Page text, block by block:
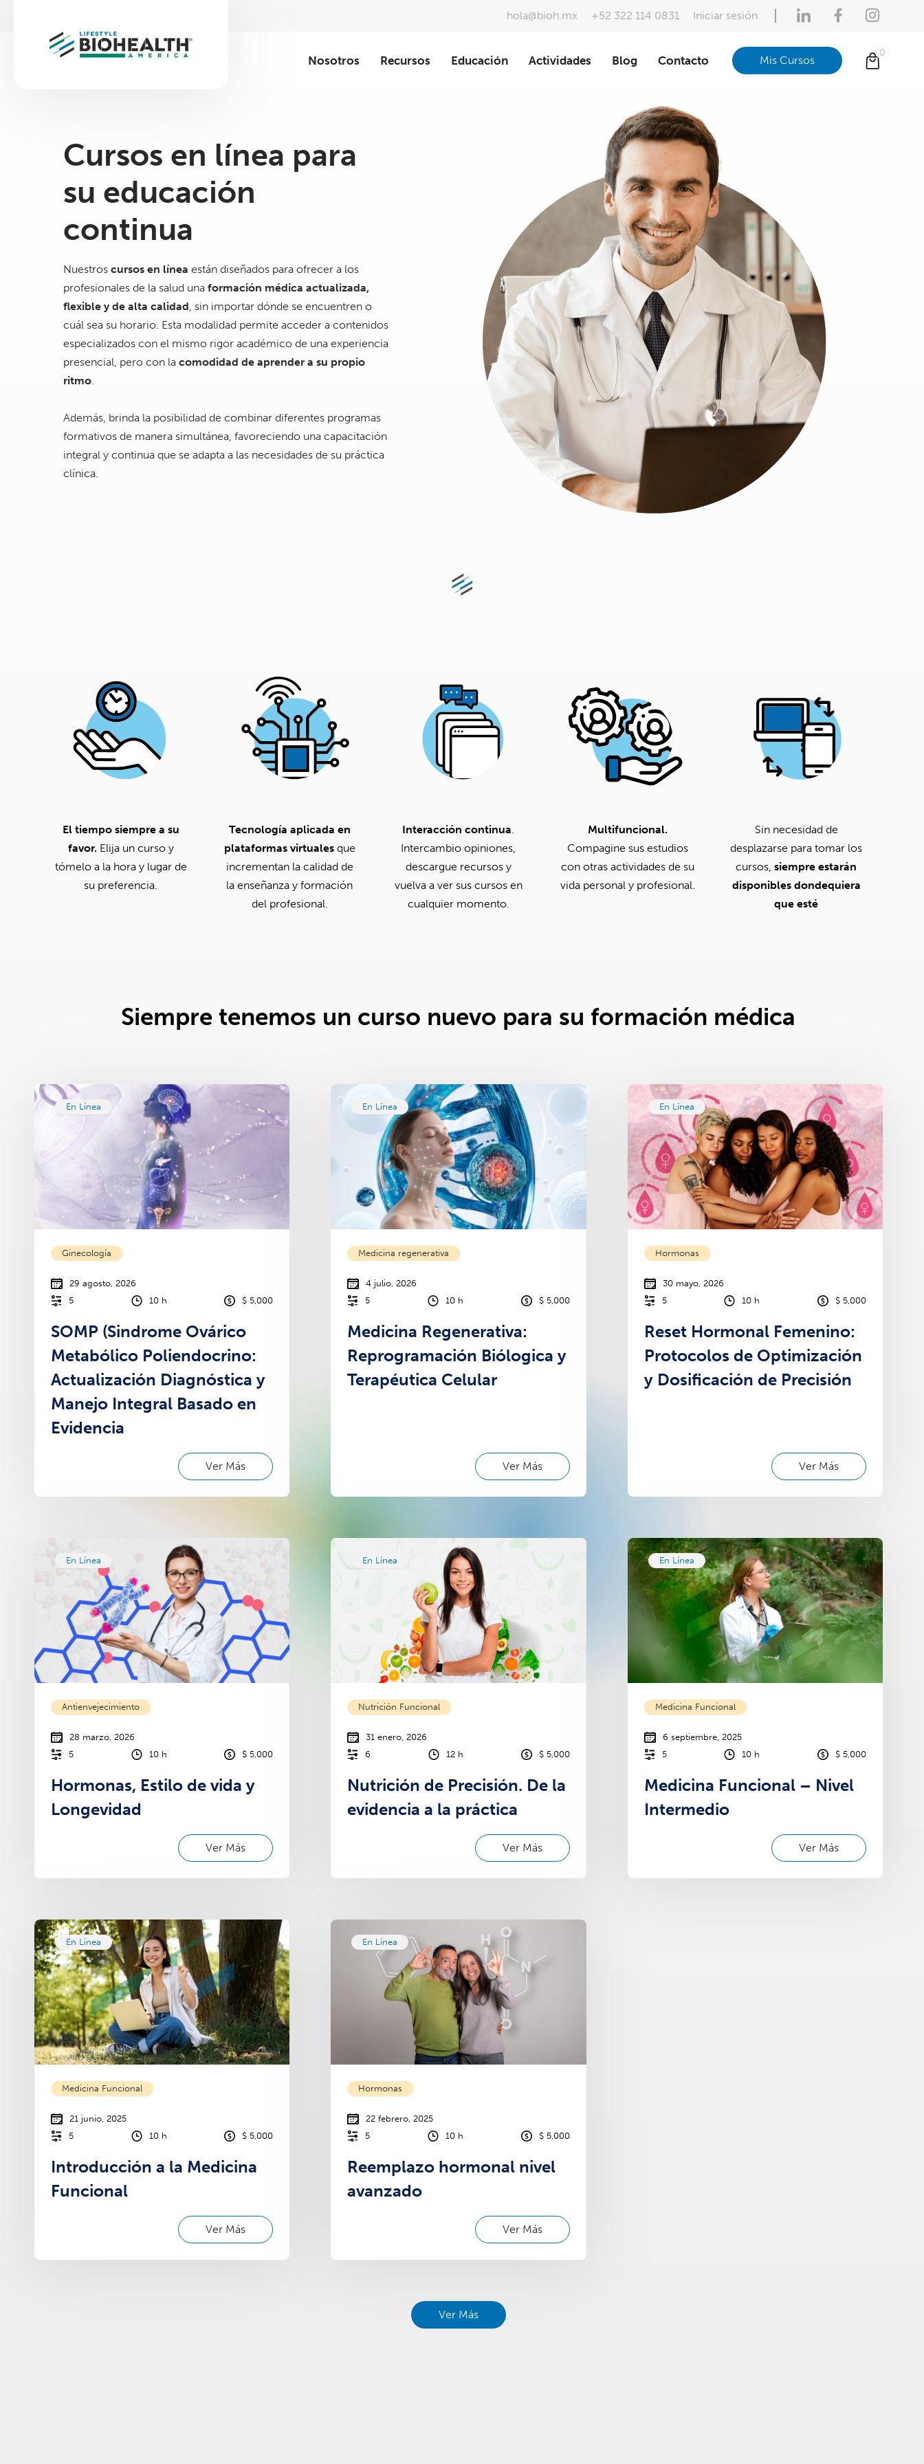
hola@bioh.mx +52 322 114 0831 Iniciar sesión
Nosotros Recursos Educación Actividades Blog Contacto Mis Cursos
Cursos en línea para
su educación
continua
Nuestros cursos en línea están diseñados para ofrecer a los
profesionales de la salud una formación médica actualizada,
flexible y de alta calidad , sin importar dónde se encuentren o
cuál sea su horario. Esta modalidad permite acceder a contenidos
especializados con el mismo rigor académico de una experiencia
presencial, pero con la comodidad de aprender a su propio
ritmo
Además, brinda la posibilidad de combinar diferentes programas
formativos de manera simultánea, favoreciendo una capacitación
integral y continua que se adapta a las necesidades de su práctica
clínica.
El tiempo siempre a su
favor. Elija un curso y
tómelo a la hora y lugar de
su preferencia.
Tecnología aplicada en
plataformas virtualesque
incrementan la calidad de
la enseñanza y formación
del profesional.
Interacción continua.
Intercambio opiniones,
descargue recursos y
vuelva a ver sus cursos en
cualquier momento.
Multifuncional.
Compagine sus estudios
con otras actividades de su
vida personal y profesional.
Sin necesidad de
desplazarse para tomar los
cursos,siempre estarán
disponibles dondequiera
que esté
Siempre tenemos un curso nuevo para su formación médica
Ver Más
En Línea
Ginecología
29 agosto, 2026
5
10 h $ 5,000
SOMP (Sindrome Ovárico
Metabólico Poliendocrino:
Actualización Diagnóstica y
Manejo Integral Basado en
Evidencia
Ver Más
En Línea
Medicina regenerativa
4 julio, 2026
5
10 h $ 5,000
Medicina Regenerativa:
Reprogramación Biólogica y
Terapéutica Celular
Ver Más
En Línea
Hormonas
30 mayo, 2026
5
10 h $ 5,000
Reset Hormonal Femenino:
Protocolos de Optimización
y Dosificación de Precisión
Ver Más
En Línea
Antienvejecimiento
28 marzo, 2026
5
10 h $ 5,000
Hormonas, Estilo de vida y
Longevidad
Ver Más
En Línea
Nutrición Funcional
31 enero, 2026
6
12 h $ 5,000
Nutrición de Precisión. De la
evidencia a la práctica
Ver Más
En Línea
Medicina Funcional
6 septiembre, 2025
5
10 h $ 5,000
Medicina Funcional – Nivel
Intermedio
Ver Más
En Línea
Medicina Funcional
21 junio, 2025
5
10 h $ 5,000
Introducción a la Medicina
Funcional
Ver Más
En Línea
Hormonas
22 febrero, 2025
5
10 h $ 5,000
Reemplazo hormonal nivel
avanzado
Ver Más